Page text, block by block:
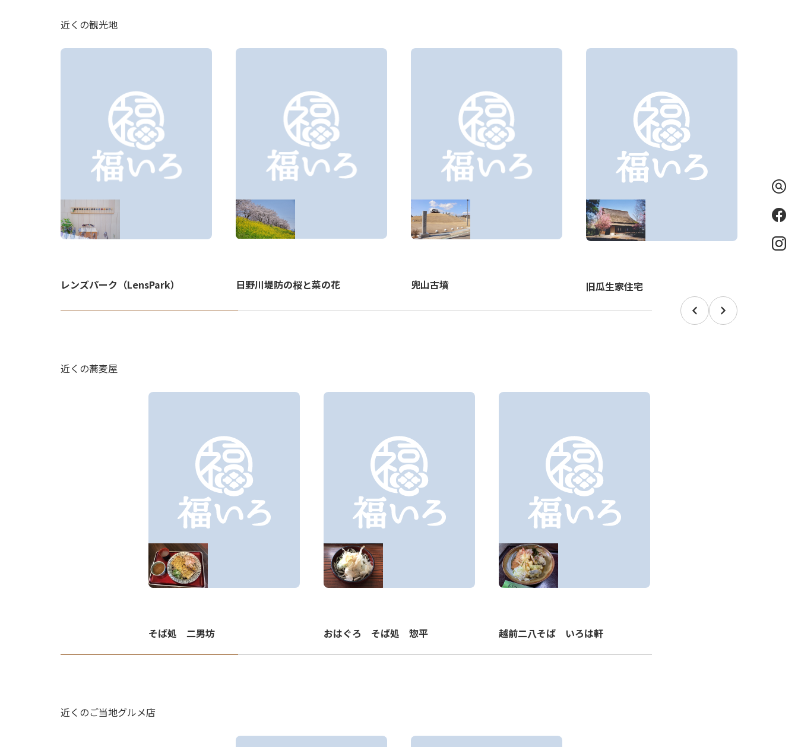
検
索
Fac
eb
k
Ins
tag
近くの観光地
レンズパーク（LensPark） 日野川堤防の桜と菜の花 兜山古墳 旧瓜生家住宅
泰澄寺
近くの蕎麦屋
そば処 二男坊 おはぐろ そば処 惣平 越前二八そば いろは軒
近くのご当地グルメ店